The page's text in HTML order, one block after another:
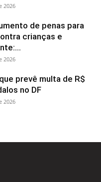
2026
de penas para
crianças e
2026
prevê multa de R$
no DF
2026